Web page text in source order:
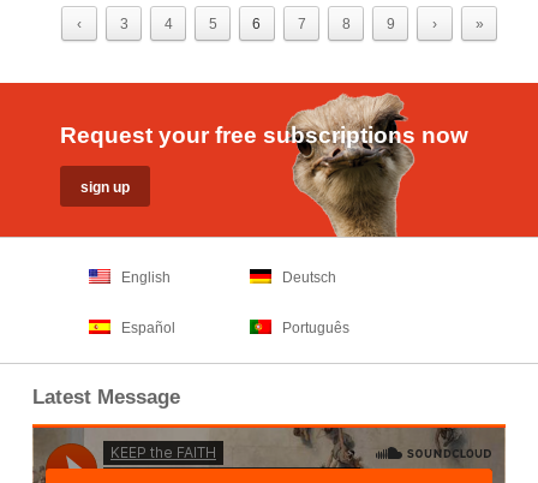
‹ 3 4 5 6 7 8 9 › »
Request your free subscriptions now
English Deutsch
Español Português
Latest Message